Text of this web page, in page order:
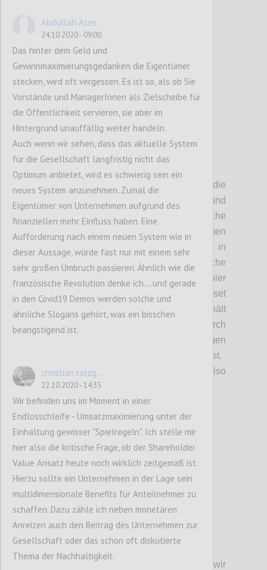
Als weiteren wichtigen Faktor haben wir die
Besetzung von Management- und
Aufsichtsratspositionen
als weitere kritische
Unsicherheit diskutiert. Diese bestimmen
maßgeblich welche Werte und Ziele in
Unternehmen verfolgt und welche
Entscheidungen gesetzt werden. Werden hier
neue Ideen
ein nachhaltiges Mindset
bewusst gesucht und
damit gelebt
oder erhält
sich das bisherige System
durch
dementsprechende Personalbesetzungen
selbst.
Wer will bzw. kann in diesem Spiel
also
überhauptmitspielen?
P4
In diesem Zusammenhang diskutierten wir
Abdullah Ates
24.10.2020 - 09:00
Das hinter dem Geld und
Gewinnmaximierungsgedanken die Eigentümer
stecken, wird oft vergessen. Es ist so, als ob Sie
Vorstände und ManagerInnen als Zielscheibe für
die Öffentlichkeit servieren, sie aber im
Hintergrund unauffällig weiter handeln.
Auch wenn wir sehen, dass das aktuelle System
für die Gesellschaft langfristig nicht das
Optimum anbietet, wird es schwierig sein ein
neues System anzunehmen. Zumal die
Eigentümer von Unternehmen aufgrund des
finanziellen mehr Einfluss haben. Eine
Aufforderung nach einem neuen System wie in
dieser Aussage, würde fast nur mit einem sehr
sehr großen Umbruch passieren. Ähnlich wie die
französische Revolution denke ich....und gerade
in den Covid19 Demos werden solche und
ähnliche Slogans gehört, was ein bisschen
beängstigend ist.
christian.tatzg...
22.10.2020 - 14:35
Wir befinden uns im Moment in einer
Endlosschleife - Umsatzmaximierung unter der
Einhaltung gewisser "Spielregeln". Ich stelle mir
hier also die kritische Frage, ob der Shareholder
Value Ansatz heute noch wirklich zeitgemäß ist.
Hierzu sollte ein Unternehmen in der Lage sein
multidimensionale Benefits für Anteilnehmer zu
schaffen. Dazu zähle ich neben monetären
Anreizen auch den Beitrag des Unternehmen zur
Gesellschaft oder das schon oft diskutierte
Thema der Nachhaltigkeit.